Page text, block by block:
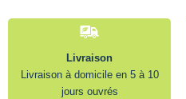
Livraison
Livraison à domicile en 5 à 10
jours ouvrés